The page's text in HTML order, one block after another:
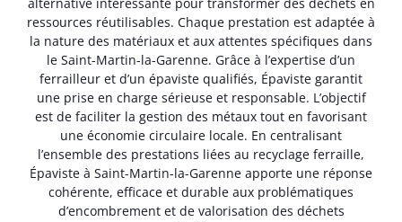
ressources réutilisables. Chaque prestation est adaptée à
la nature des matériaux et aux attentes spécifiques dans
le Saint-Martin-la-Garenne. Grâce à l’expertise d’un
ferrailleur et d’un épaviste qualifiés, Épaviste garantit
une prise en charge sérieuse et responsable. L’objectif
est de faciliter la gestion des métaux tout en favorisant
une économie circulaire locale. En centralisant
l’ensemble des prestations liées au recyclage ferraille,
Épaviste à Saint-Martin-la-Garenne apporte une réponse
cohérente, efficace et durable aux problématiques
d’encombrement et de valorisation des déchets